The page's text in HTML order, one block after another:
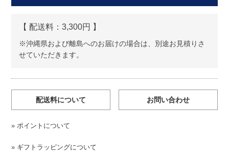
【 配送料：3,300円 】
※沖縄県および離島へのお届けの場合は、別途お見積りさ
せていただきます。
配送料について お問い合わせ
» ポイントについて
» ギフトラッピングについて